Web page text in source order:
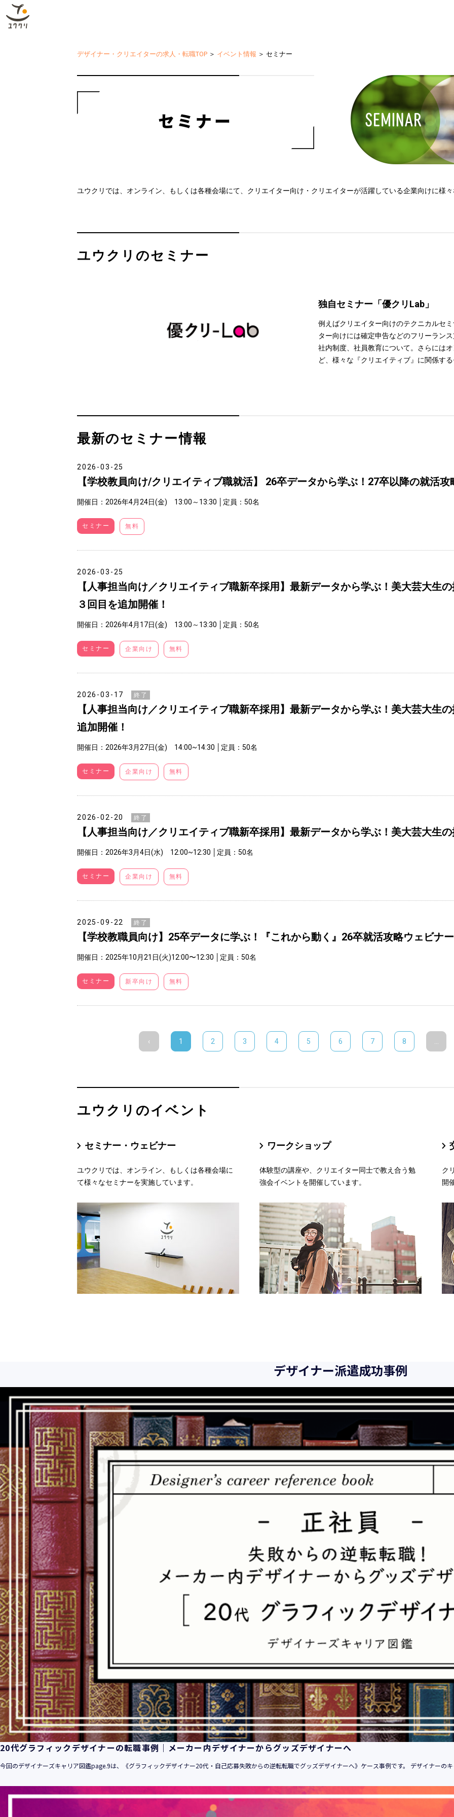
デザイナー・クリエイターの求人・転職TOP ＞ イベント情報 ＞ セミナー
セミナー
ユウクリでは、オンライン、もしくは各種会場にて、クリエイター向け・クリエイターが活躍している企業向けに様々
ユウクリのセミナー
独自セミナー「優クリLab」
例えばクリエイター向けのテクニカルセ
ター向けには確定申告などのフリーラン
社内制度、社員教育について。さらには
ど、様々な『クリエイティブ』に関係す
最新のセミナー情報
2026-03-25
【学校教員向け/クリエイティブ職就活】 26卒データから学ぶ！27卒以降の就活攻
開催日：2026年4月24日(金) 13:00～13:30 │定員：50名
セミナー 無料
2026-03-25
【人事担当向け／クリエイティブ職新卒採用】最新データから学ぶ！美大芸大生
３回目を追加開催！
開催日：2026年4月17日(金) 13:00～13:30 │定員：50名
セミナー 企業向け 無料
2026-03-17 終了
【人事担当向け／クリエイティブ職新卒採用】最新データから学ぶ！美大芸大生
追加開催！
開催日：2026年3月27日(金) 14:00~14:30 │定員：50名
セミナー 企業向け 無料
2026-02-20 終了
【人事担当向け／クリエイティブ職新卒採用】最新データから学ぶ！美大芸大生
開催日：2026年3月4日(水) 12:00~12:30 │定員：50名
セミナー 企業向け 無料
2025-09-22 終了
【学校教職員向け】25卒データに学ぶ！『これから動く』26卒就活攻略ウェビナー
開催日：2025年10月21日(火)12:00〜12:30 │定員：50名
セミナー 新卒向け 無料
‹ 1 2 3 4 5 6 7 8
ユウクリのイベント
セミナー・ウェビナー
ユウクリでは、オンライン、もしくは各種会場に
て様々なセミナーを実施しています。
ワークショップ
体験型の講座や、クリエイター同士で教え合う勉
強会イベントを開催しています。
ク
開
デザイナー派遣成功事例
20代グラフィックデザイナーの転職事例｜メーカー内デザイナーからグッズデザイナーへ
今回のデザイナーズキャリア図鑑page.9は、《グラフィックデザイナー20代・自己応募失敗からの逆転転職でグッズデザイナーへ》ケース事例です。 デザイナーの